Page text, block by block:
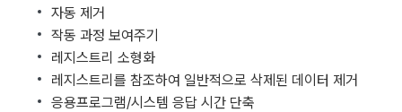
자동 제거
작동 과정 보여주기
레지스트리 소형화
레지스트리를 참조하여 일반적으로 삭제된 데이터 제거
응용프로그램/시스템 응답 시간 단축